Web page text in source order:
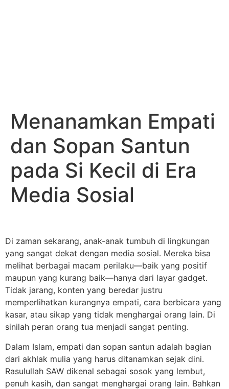
Menanamkan Empati
dan Sopan Santun
pada Si Kecil di Era
Media Sosial
Di zaman sekarang, anak-anak tumbuh di lingkungan
yang sangat dekat dengan media sosial. Mereka bisa
melihat berbagai macam perilaku—baik yang positif
maupun yang kurang baik—hanya dari layar gadget.
Tidak jarang, konten yang beredar justru
memperlihatkan kurangnya empati, cara berbicara yang
kasar, atau sikap yang tidak menghargai orang lain. Di
sinilah peran orang tua menjadi sangat penting.
Dalam Islam, empati dan sopan santun adalah bagian
dari akhlak mulia yang harus ditanamkan sejak dini.
Rasulullah SAW dikenal sebagai sosok yang lembut,
penuh kasih, dan sangat menghargai orang lain. Bahkan